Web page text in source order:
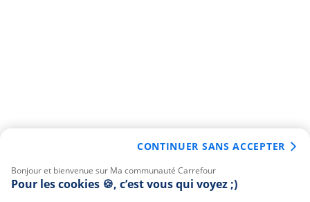
Bonjour et bienvenue sur Ma communauté Carrefour
Pour les cookies 🍪, c’est vous qui voyez ;)
CONTINUER SANS ACCEPTER